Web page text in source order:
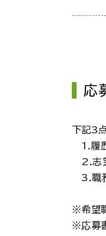
応
下記3
1.履歴
2.志
3.職
※希望
※応募